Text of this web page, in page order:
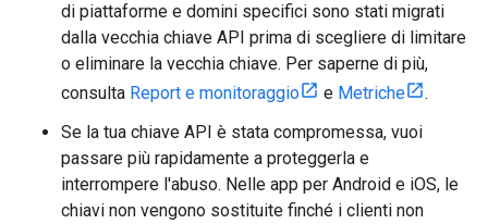
di piattaforme e domini specifici sono stati migrati
dalla vecchia chiave API prima di scegliere di limitare
o eliminare la vecchia chiave. Per saperne di più,
consulta Report e monitoraggio e Metriche
.
Se la tua chiave API è stata compromessa, vuoi
passare più rapidamente a proteggerla e
interrompere l'abuso. Nelle app per Android e iOS, le
chiavi non vengono sostituite finché i clienti non